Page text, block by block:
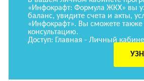
«Инфокрафт: Формула ЖКХ» вы
баланс, увидите счета и акты,
«Инфокрафт». Вы сможете также
консультацию.
Доступ: Главная - Личный